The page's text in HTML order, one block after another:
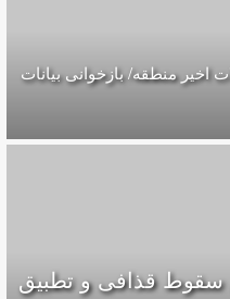
اخیر منطقه/ بازخوانی بیانات
قذافی و تطبیق